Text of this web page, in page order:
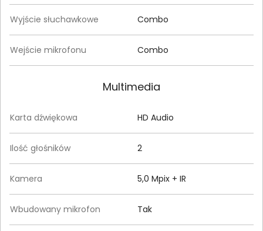
Wyjście słuchawkowe Combo
Wejście mikrofonu Combo
Multimedia
Karta dźwiękowa HD Audio
Ilość głośników 2
Kamera 5,0 Mpix + IR
Wbudowany mikrofon Tak